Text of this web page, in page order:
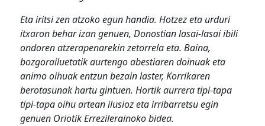
Eta iritsi zen atzoko egun handia. Hotzez eta urduri
itxaron behar izan genuen, Donostian lasai-lasai ibili
ondoren atzerapenarekin zetorrela eta. Baina,
bozgorailuetatik aurtengo abestiaren doinuak eta
animo oihuak entzun bezain laster, Korrikaren
berotasunak hartu gintuen. Hortik aurrera tipi-tapa
tipi-tapa oihu artean ilusioz eta irribarretsu egin
genuen Oriotik Errezilerainoko bidea.